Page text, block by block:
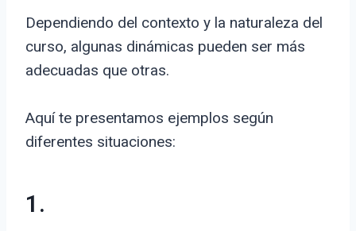
Dependiendo del contexto y la naturaleza del
curso, algunas dinámicas pueden ser más
adecuadas que otras.
Aquí te presentamos ejemplos según
diferentes situaciones:
1.